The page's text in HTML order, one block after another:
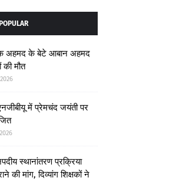
अहमद के बेटे आबान अहमद
की मौत
में प्रेमचंद जयंती पर
स्थानांतरण प्रक्रिया
की मांग, दिव्यांग शिक्षकों ने